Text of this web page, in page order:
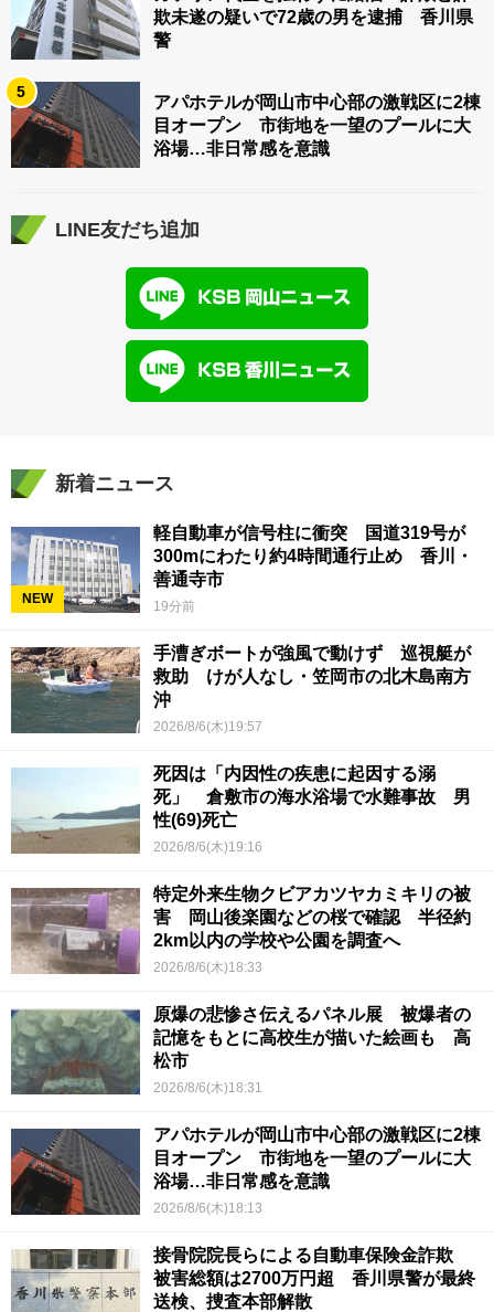
欺未遂の疑いで72歳の男を逮捕 香川県
警
5
アパホテルが岡山市中心部の激戦区に2棟
目オープン 市街地を一望のプールに大
浴場…非日常感を意識
LINE友だち追加
新着ニュース
NEW
軽自動車が信号柱に衝突 国道319号が
300mにわたり約4時間通行止め 香川・
善通寺市
19分前
手漕ぎボートが強風で動けず 巡視艇が
救助 けが人なし・笠岡市の北木島南方
沖
2026/8/6(木)19:57
死因は「内因性の疾患に起因する溺
死」 倉敷市の海水浴場で水難事故 男
性(69)死亡
2026/8/6(木)19:16
特定外来生物クビアカツヤカミキリの被
害 岡山後楽園などの桜で確認 半径約
2km以内の学校や公園を調査へ
2026/8/6(木)18:33
原爆の悲惨さ伝えるパネル展 被爆者の
記憶をもとに高校生が描いた絵画も 高
松市
2026/8/6(木)18:31
アパホテルが岡山市中心部の激戦区に2棟
目オープン 市街地を一望のプールに大
浴場…非日常感を意識
2026/8/6(木)18:13
接骨院院長らによる自動車保険金詐欺
被害総額は2700万円超 香川県警が最終
送検、捜査本部解散